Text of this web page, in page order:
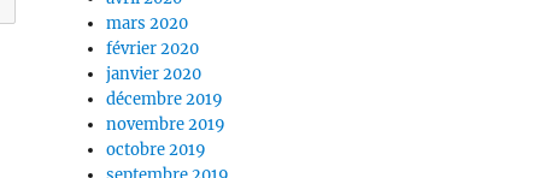
mars 2020
février 2020
janvier 2020
décembre 2019
novembre 2019
octobre 2019